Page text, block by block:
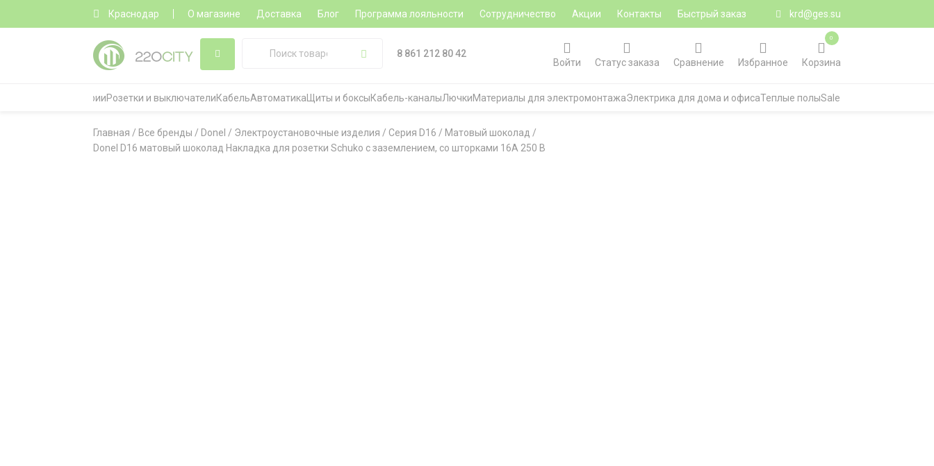
Краснодар О магазине Доставка Блог Программа лояльности Сотрудничество Акции Контакты Быстрый заказ krd@ges.su
8 861 212 80 42
Войти
Статус заказа Сравнение Избранное Корзина
0
Все категорииРозетки и выключателиКабельАвтоматика Щиты и боксыКабель-каналыЛючкиМатериалы для электромонтажаЭлектрика для дома и офисаТеплые полыSale
Главная / Все бренды / Donel / Электроустановочные изделия / Серия D16 / Матовый шоколад /
Donel D16 матовый шоколад Накладка для розетки Schuko с заземлением, со шторками 16A 250 В